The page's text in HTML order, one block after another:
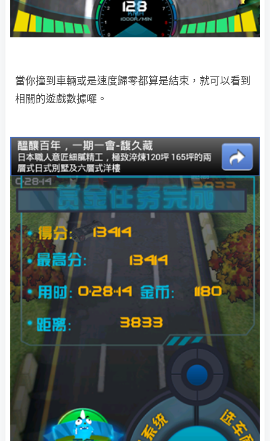
當你撞到車輛或是速度歸零都算是結束，就可以看到
相關的遊戲數據囉。